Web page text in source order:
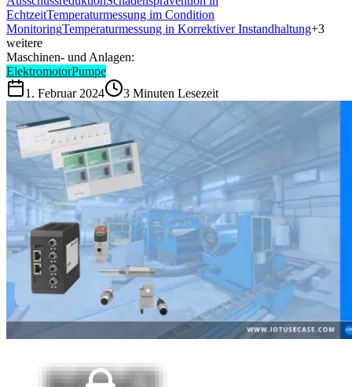
EchtzeitTemperaturmessung im Condition
MonitoringTemperaturmessung in Korrektiver Instandhaltung+3
weitere
Maschinen- und Anlagen:
ElektromotorPumpe
1. Februar 2024
3 Minuten Lesezeit